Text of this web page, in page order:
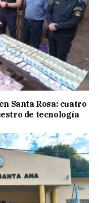
Santa Rosa: cuatro
de tecnología